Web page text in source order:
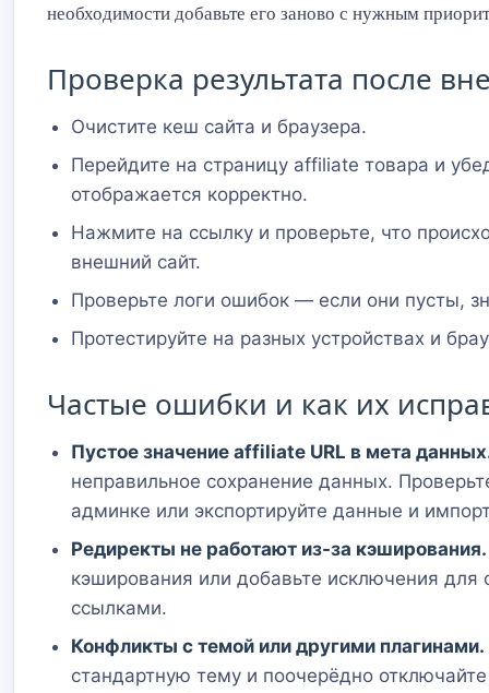
необходимости добавьте его заново с нужным
Проверка результата после
Очистите кеш сайта и браузера.
Перейдите на страницу affiliate товара и
отображается корректно.
Нажмите на ссылку и проверьте, что
внешний сайт.
Проверьте логи ошибок — если они пусты,
Протестируйте на разных устройствах и
Частые ошибки и как их
Пустое значение affiliate URL в мета
неправильное сохранение данных.
админке или экспортируйте данные и
Редиректы не работают из-за кэширования.
кэширования или добавьте исключения для
ссылками.
Конфликты с темой или другими плагинами.
стандартную тему и поочерёдно